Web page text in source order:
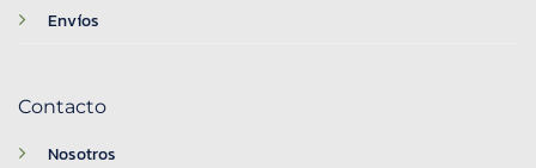
Envíos
Contacto
Nosotros